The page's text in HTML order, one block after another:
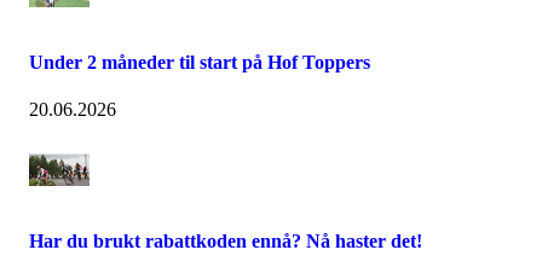
Under 2 måneder til start på Hof Toppers
20.06.2026
Har du brukt rabattkoden ennå? Nå haster det!